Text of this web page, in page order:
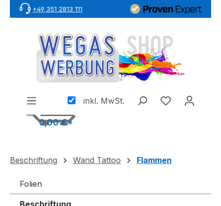
Zum Hauptinhalt springen
+49 351 2813 111
inkl. MwSt.
0,00 €*
Beschriftung Wand Tattoo Flammen
Folien
Beschriftung